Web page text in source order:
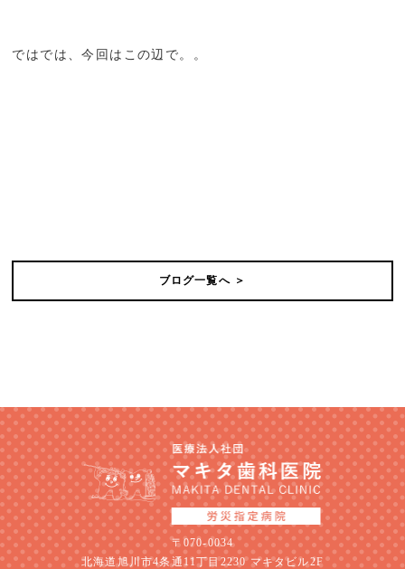
ではでは、今回はこの辺で。。
ブログ一覧へ ＞
〒070-0034
北海道旭川市4条通11丁目2230 マキタビル2F